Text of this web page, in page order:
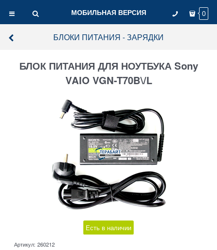
МОБИЛЬНАЯ ВЕРСИЯ 0
БЛОКИ ПИТАНИЯ - ЗАРЯДКИ
БЛОК ПИТАНИЯ ДЛЯ НОУТБУКА Sony
VAIO VGN-T70B\/L
Есть в наличии
Артикул: 260212